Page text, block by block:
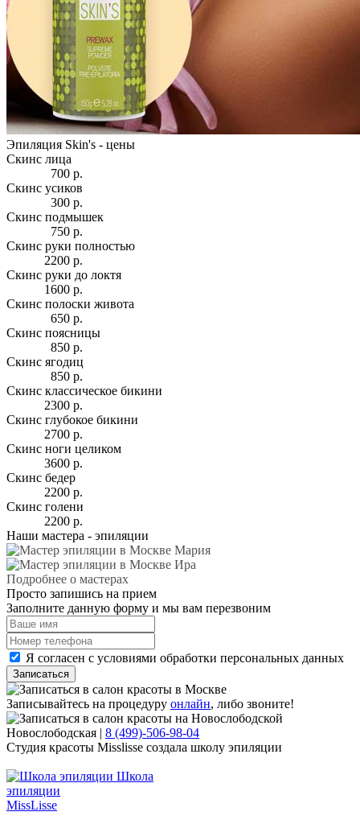
Эпиляция Skin's - цены
Скинс лица
700 р.
Скинс усиков
300 р.
Скинс подмышек
750 р.
Скинс руки полностью
2200 р.
Скинс руки до локтя
1600 р.
Скинс полоски живота
650 р.
Скинс поясницы
850 р.
Скинс ягодиц
850 р.
Скинс классическое бикини
2300 р.
Скинс глубокое бикини
2700 р.
Скинс ноги целиком
3600 р.
Скинс бедер
2200 р.
Скинс голени
2200 р.
Наши мастера - эпиляции
Подробнее о мастерах
Просто запишись на прием
Заполните данную форму и мы вам перезвоним
Я согласен с условиями обработки персональных данных
Записаться
Записывайтесь на процедуру онлайн, либо звоните!
Новослободская | 8 (499)-506-98-04
Студия красоты Misslisse создала школу эпиляции
Школа
эпиляции
MissLisse